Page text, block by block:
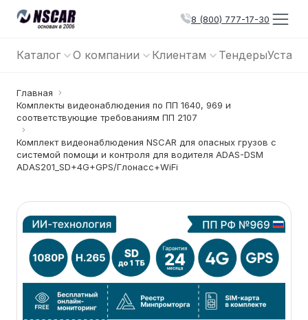
8 (800) 777-17-30
Каталог О компании Клиентам Тендеры
Главная
Комплекты видеонаблюдения по ПП 1640, 969 и
соответствующие требованиям ПП 2107
Комплект видеонаблюдения NSCAR для опасных грузов с
системой помощи и контроля для водителя ADAS-DSM
ADAS201_SD+4G+GPS/Глонасс+WiFi